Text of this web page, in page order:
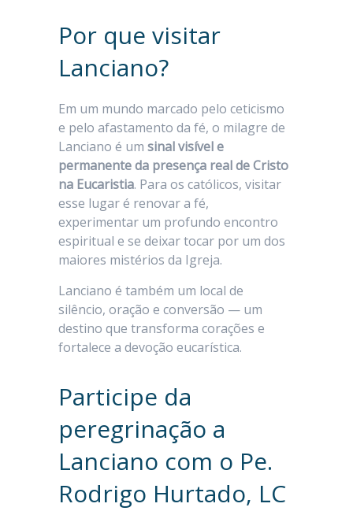
Por que visitar
Lanciano?
Em um mundo marcado pelo ceticismo
e pelo afastamento da fé, o milagre de
Lanciano é um sinal visível e
permanente da presença real de Cristo
na Eucaristia. Para os católicos, visitar
esse lugar é renovar a fé,
experimentar um profundo encontro
espiritual e se deixar tocar por um dos
maiores mistérios da Igreja.
Lanciano é também um local de
silêncio, oração e conversão — um
destino que transforma corações e
fortalece a devoção eucarística.
Participe da
peregrinação a
Lanciano com o Pe.
Rodrigo Hurtado, LC